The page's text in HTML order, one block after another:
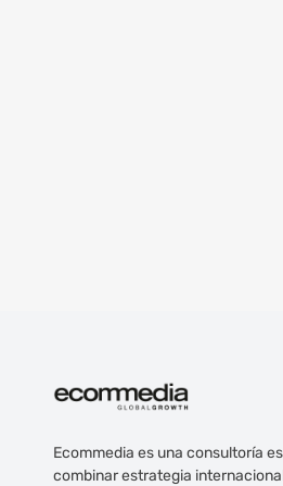
Ecommedia es una consultoría
combinar estrategia